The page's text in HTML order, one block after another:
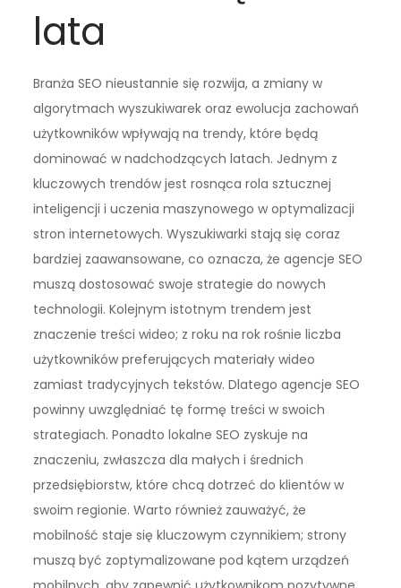
lata
Branża SEO nieustannie się rozwija, a zmiany w
algorytmach wyszukiwarek oraz ewolucja zachowań
użytkowników wpływają na trendy, które będą
dominować w nadchodzących latach. Jednym z
kluczowych trendów jest rosnąca rola sztucznej
inteligencji i uczenia maszynowego w optymalizacji
stron internetowych. Wyszukiwarki stają się coraz
bardziej zaawansowane, co oznacza, że agencje SEO
muszą dostosować swoje strategie do nowych
technologii. Kolejnym istotnym trendem jest
znaczenie treści wideo; z roku na rok rośnie liczba
użytkowników preferujących materiały wideo
zamiast tradycyjnych tekstów. Dlatego agencje SEO
powinny uwzględniać tę formę treści w swoich
strategiach. Ponadto lokalne SEO zyskuje na
znaczeniu, zwłaszcza dla małych i średnich
przedsiębiorstw, które chcą dotrzeć do klientów w
swoim regionie. Warto również zauważyć, że
mobilność staje się kluczowym czynnikiem; strony
muszą być zoptymalizowane pod kątem urządzeń